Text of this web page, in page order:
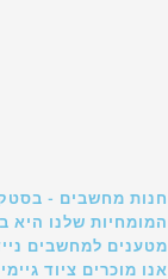
חנות מחשבים -
המומחיות שלנו היא
מטענים למחשבים
אנו מוכרים ציוד